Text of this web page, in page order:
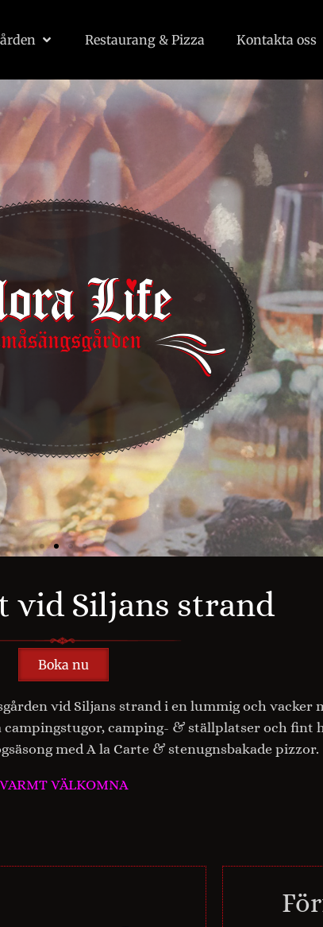
Restaurang & Pizza Kontakta oss
vid Siljans strand
Boka nu
vid Siljans strand i en lummig och vacker
camping- & ställplatser och fint
med A la Carte & stenugnsbakade pizzor.
VARMT VÄLKOMNA